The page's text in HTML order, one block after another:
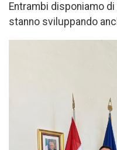
Entrambi disponiamo
stanno sviluppando